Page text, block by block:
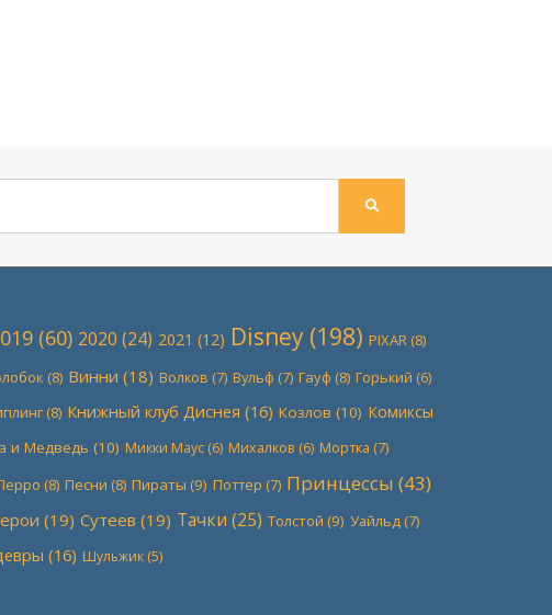
ПОИСК
(60) 2020 (24) 2021 (12) Disney(198) PIXAR(8)
(8) Винни (18) Волков (7) Вульф (7) Гауф (8) Горький (6)
(8) Книжный клуб Диснея (16) Козлов (10) Комиксы
и Медведь (10) Микки Маус(6) Михалков (6) Мортка (7)
(8) Песни (8) Пираты (9) Поттер (7) Принцессы (43)
(19) Сутеев (19) Тачки (25) Толстой (9) Уайльд (7)
(16) Шульжик(5)